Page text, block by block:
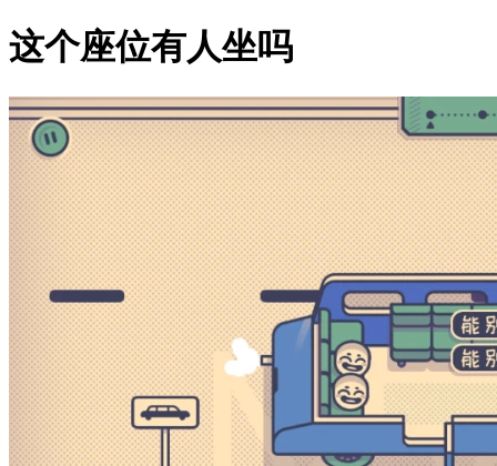
这个座位有人坐吗